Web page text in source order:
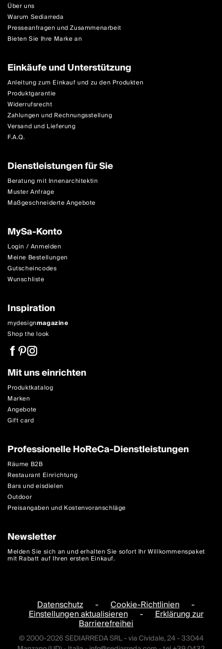
Über uns
Warum Sediarreda
Presseanfragen und Zusammenarbeit
Bieten Sie Ihre Marke an
Einkäufe und Unterstützung
Anleitung zum Einkauf und zu den Produkten
Produktgarantie
Widerrufsrecht
Zahlungen und Rechnungsstellung
Versand und Lieferung
F.A.Q.
Dienstleistungen für Sie
Beratung mit Innenarchitektin
Muster Anfrage
Maßgeschneiderte Angebote
MySa-Konto
Login / Anmelden
Meine Bestellungen
Gutscheincodes
Wunschliste
Inspiration
mydesignmagazine
Shop the look
Mit uns einrichten
Produktkatalog
Marken
Angebote
Gift card
Professionelle HoReCa-Dienstleistungen
Räume B2B
Restaurant Einrichtung
Bars und eisdielen
Outdoor
Preisangaben und Kostenvoranschläge
Newsletter
Melden Sie sich an und erhalten Sie sofort Ihr Willkommenspaket
mit Rabatt auf Ihren ersten Einkauf.
Datenschutz - Cookie-Richtlinien -
Einstellungen aktualisieren - Erklärung zur
Barrierefreihei
© 2000-2026 SEDIARREDA SRL - via Cividale, 24 - 33044